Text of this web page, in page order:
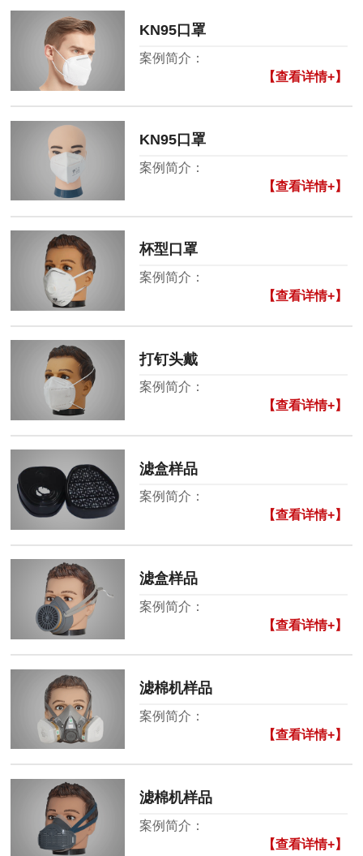
KN95口罩
案例简介：
【查看详情+】
KN95口罩
案例简介：
【查看详情+】
杯型口罩
案例简介：
【查看详情+】
打钉头戴
案例简介：
【查看详情+】
滤盒样品
案例简介：
【查看详情+】
滤盒样品
案例简介：
【查看详情+】
滤棉机样品
案例简介：
【查看详情+】
滤棉机样品
案例简介：
【查看详情+】